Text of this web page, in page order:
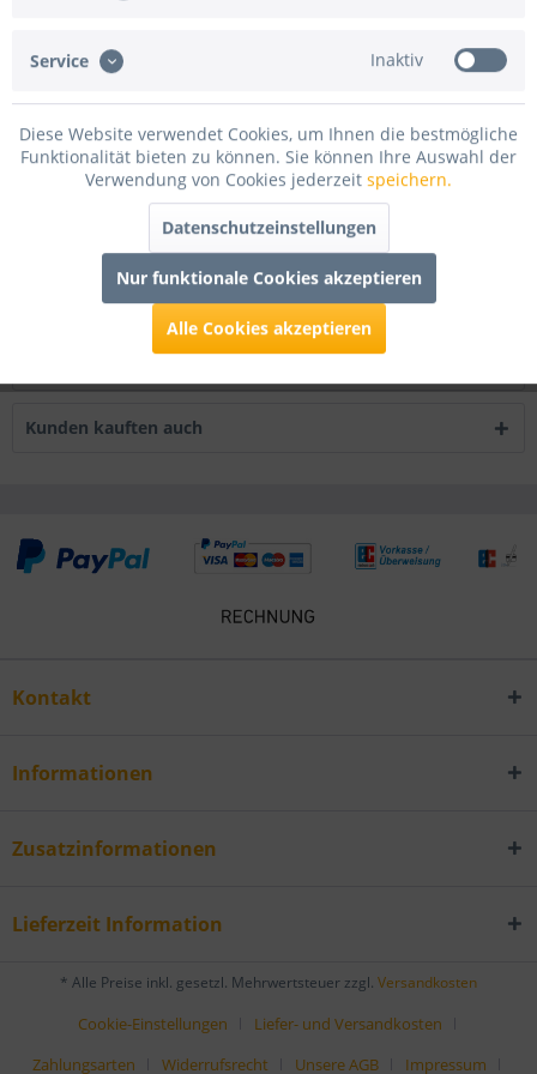
Beschreibung
Goodtimes Folienkonfetti 2cm Rund 1kg Holo Silbermehr
0
Bewertungen lesen, schreiben und diskutieren...mehr
Infos zum Hersteller
Kunden kauften auch
Kontakt
Informationen
Zusatzinformationen
Lieferzeit Information
* Alle Preise inkl. gesetzl. Mehrwertsteuer zzgl. Versandkosten
Cookie-Einstellungen
Liefer- und Versandkosten
Zahlungsarten
Widerrufsrecht Unsere AGB Impressum
Service Inaktiv
Diese Website verwendet Cookies, um Ihnen die bestmögliche
Funktionalität bieten zu können. Sie können Ihre Auswahl der
Verwendung von Cookies jederzeit speichern.
Datenschutzeinstellungen
Nur funktionale Cookies akzeptieren
Alle Cookies akzeptieren